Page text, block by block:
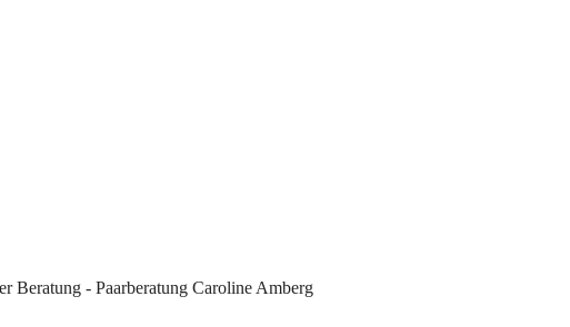
Beratung - Paarberatung Caroline Amberg